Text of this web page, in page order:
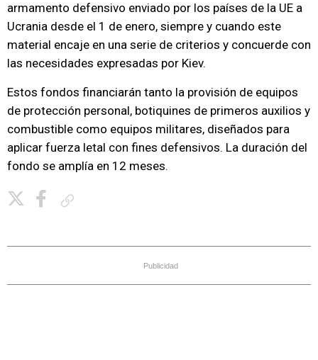
armamento defensivo enviado por los países de la UE a
Ucrania desde el 1 de enero, siempre y cuando este
material encaje en una serie de criterios y concuerde con
las necesidades expresadas por Kiev.
Estos fondos financiarán tanto la provisión de equipos
de protección personal, botiquines de primeros auxilios y
combustible como equipos militares, diseñados para
aplicar fuerza letal con fines defensivos. La duración del
fondo se amplía en 12 meses.
Publicidad